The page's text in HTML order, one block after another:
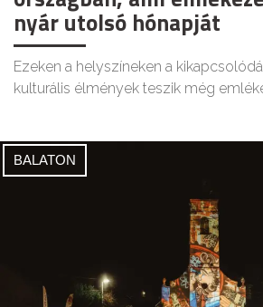
nyár utolsó hónapját
Ezeken a helyszíneken a
kulturális élmények teszik még
BALATON